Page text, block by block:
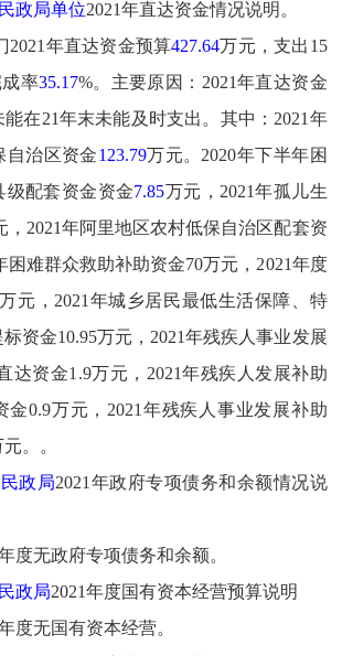
民政局单位2021年直达资金情况说明。
2021年直达资金预算427.64万元 ，支出1 5
率35.17%。主要原因：2021年直达资金
能在21年末未能及时支出。 其中：2021 年
自治区资金123.79万元。2020年下半年困
级配套资金资金7.85万元，2021年孤儿生
，2021年阿里地区农村低保自治区配套资
困难群众救助补助资金70万元，2021年度
元，2021 年城乡居民最低生活保障、特
资金10.95万元，2021年残疾人事业发展
达资金1 .9万元，2021年残疾人发展补助
金0.9万元，2021 年残疾人事业发展补助
。。
民政局2021年政府专项债务和余额情况说
度无政府专项债务和余额。
民政局2021年度国有资本经营预算说明
度无国有资本经营。